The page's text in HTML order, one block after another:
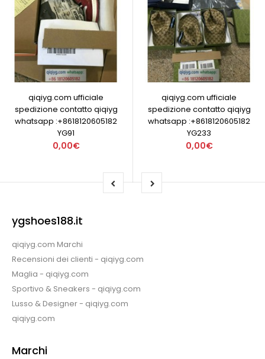
qiqiyg.com ufficiale
spedizione contatto qiqiyg
whatsapp :+8618120605182
YG91
0,00€
qiqiyg.com ufficiale
spedizione contatto qiqiyg
whatsapp :+8618120605182
YG233
0,00€
ygshoes188.it
qiqiyg.com Marchi
Recensioni dei clienti - qiqiyg.com
Maglia - qiqiyg.com
Sportivo & Sneakers - qiqiyg.com
Lusso & Designer - qiqiyg.com
qiqiyg.com
Marchi